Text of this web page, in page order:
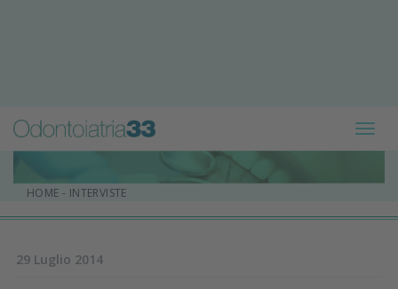
HOME - INTERVISTE
29 Luglio 2014